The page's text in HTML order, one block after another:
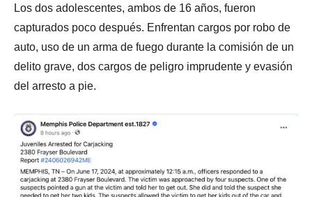
Los dos adolescentes, ambos de 16 años, fueron
capturados poco después. Enfrentan cargos por robo de
auto, uso de un arma de fuego durante la comisión de un
delito grave, dos cargos de peligro imprudente y evasión
del arresto a pie.